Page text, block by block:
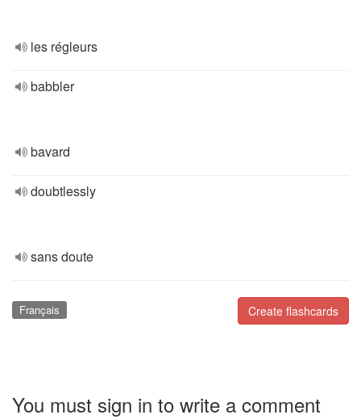
les régleurs
babbler
bavard
doubtlessly
sans doute
Create flashcards
Français
You must sign in to write a comment